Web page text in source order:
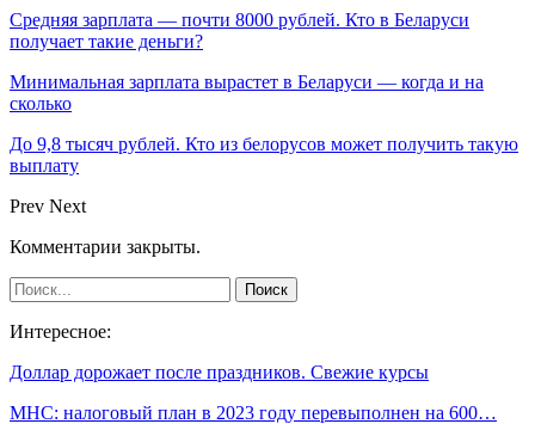
Средняя зарплата — почти 8000 рублей. Кто в Беларуси
получает такие деньги?
Минимальная зарплата вырастет в Беларуси — когда и на
сколько
До 9,8 тысяч рублей. Кто из белорусов может получить такую
выплату
Prev Next
Комментарии закрыты.
Интересное:
Доллар дорожает после праздников. Свежие курсы
МНС: налоговый план в 2023 году перевыполнен на 600…